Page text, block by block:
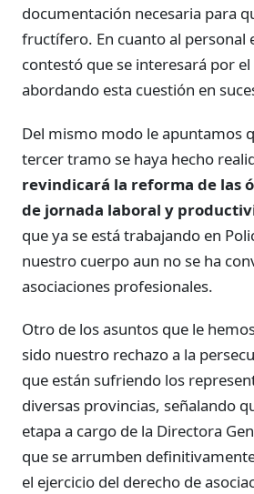
documentación necesaria para
fructífero. En cuanto al personal
contestó que se interesará por
abordando esta cuestión en
Del mismo modo le apuntamos
tercer tramo se haya hecho
revindicará la reforma de las
de jornada laboral y
que ya se está trabajando en
nuestro cuerpo aun no se ha
asociaciones profesionales.
Otro de los asuntos que le
sido nuestro rechazo a la
que están sufriendo los
diversas provincias, señalando
etapa a cargo de la Directora
que se arrumben
el ejercicio del derecho de